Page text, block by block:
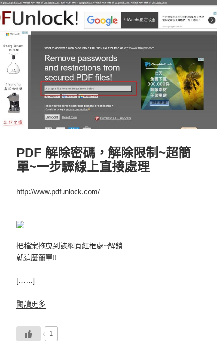
期:
PDF 解除密碼，解除限制~超簡
單~一步驟線上直接處理
http://www.pdfunlock.com/
把檔案拖曳到該網頁紅框處~解鎖
就這麼簡單!!
[……]
閱讀更多
1